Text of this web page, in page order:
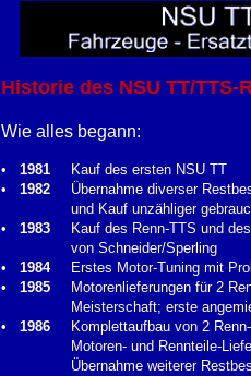
Historie des NSU TT/
Wie alles begann:
• 1981
Kauf des ersten NSU TT
• 1982
Übernahme diverser
und Kauf unzähliger
• 1983
Kauf des Renn-TTS und
von Schneider/Sperling
• 1984
Erstes Motor-Tuning mit
• 1985
Motorenlieferungen für 2
Meisterschaft; erste
• 1986
Komplettaufbau von 2
Motoren- und Rennteile-
Übernahme weiterer